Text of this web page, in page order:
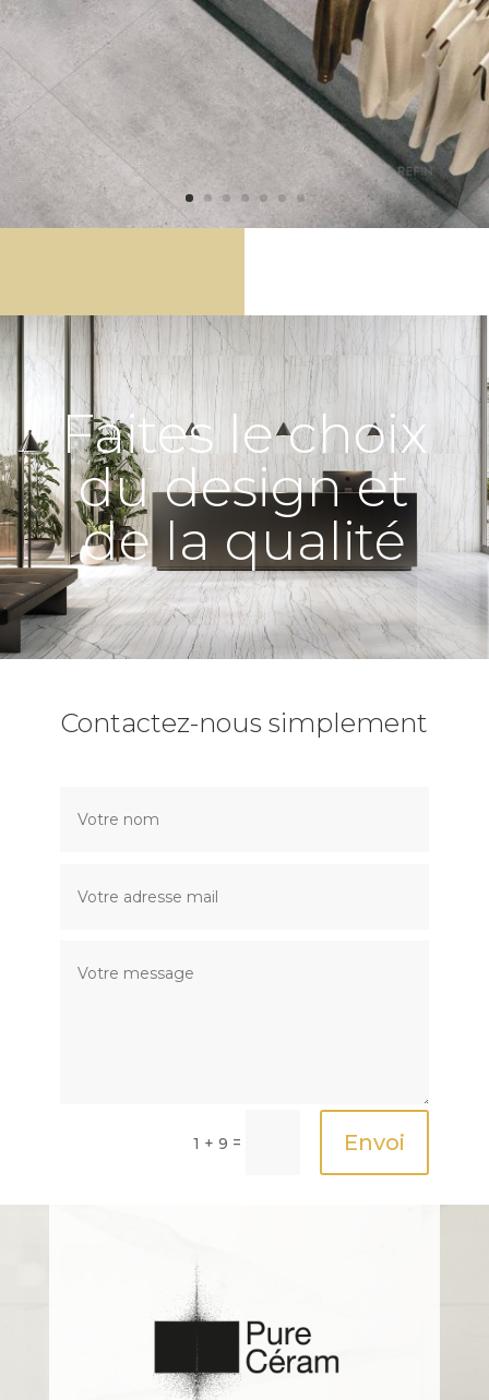
Faites le choix
du design et
de la qualité
Contactez-nous simplement
1 + 9 = Envoi